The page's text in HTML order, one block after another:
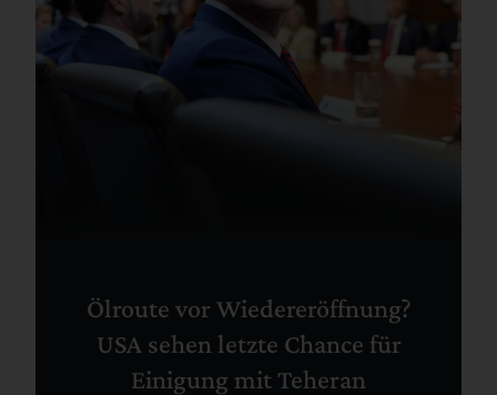
Ölroute vor Wiedereröffnung?
USA sehen letzte Chance für
Einigung mit Teheran